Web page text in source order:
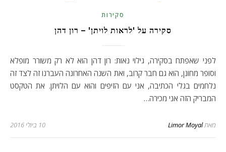
סקירות
סקירה על 'לראות לויתן' – רון דהן
לפני שאפתח בסקירה, גילוי נאות: רון דהן הוא לא רק משורר מופלא
וסופר מחונן, הוא גם חבר קרוב, ואת השנה האחרונה העברנו זה לצד זה
נלחמים בגלי הכתיבה, אני עם הזיפים והוא עם הלויתן. את הטקסט
המבריק הזה אני מכירה…
מאתLimor Moyal 10 ביולי 2016